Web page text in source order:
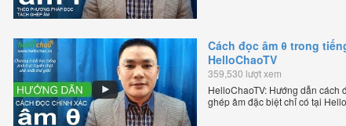
Cách đọc âm θ trong
HelloChaoTV
359,530 lượt xem
HelloChaoTV: Hướng dẫn cách
ghép âm đặc biệt chỉ có tại